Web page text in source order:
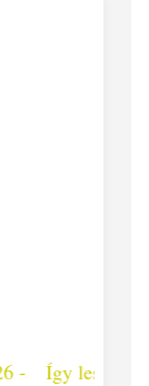
végzett borász